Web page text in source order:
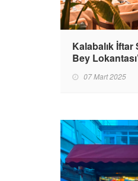
Kalabalık İftar
Bey
07 Mart 2025